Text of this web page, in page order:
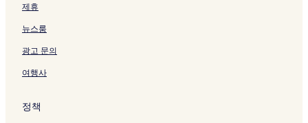
제휴
뉴스룸
광고 문의
여행사
정책